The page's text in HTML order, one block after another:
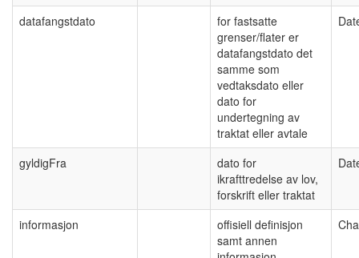
datafangstdato
for fastsatte
grenser/flater er
datafangstdato det
samme som
vedtaksdato eller
dato for
undertegning av
traktat eller avtale
gyldigFra
dato for
ikrafttredelse av lov,
forskrift eller traktat
informasjon
offisiell definisjon
samt annen